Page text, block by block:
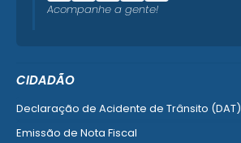
CIDADÃO
Declaração de Acidente de Trânsito (DAT)
Emissão de Nota Fiscal
Acompanhe a gente!